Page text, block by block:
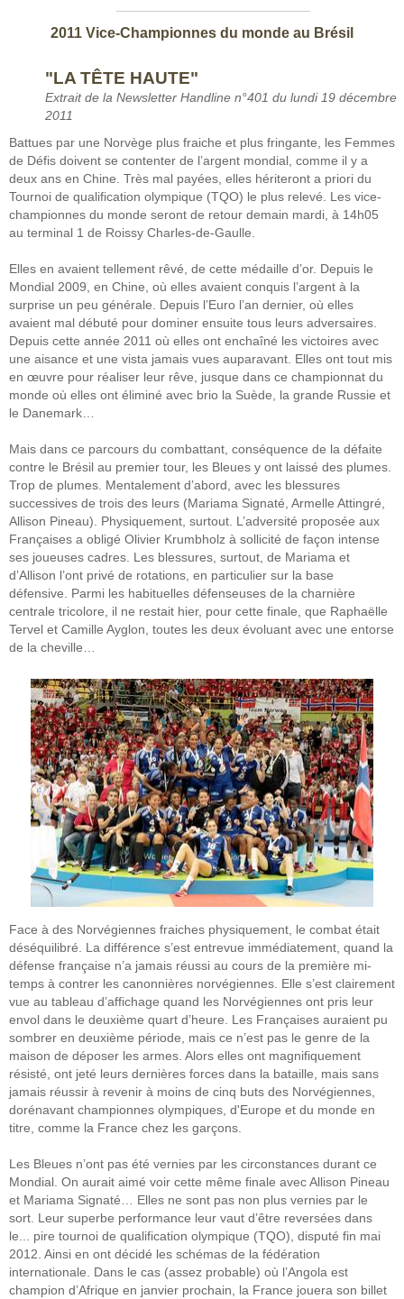
2011 Vice-Championnes du monde au Brésil
"LA TÊTE HAUTE"
Extrait de la Newsletter Handline n°401 du lundi 19 décembre
2011
Battues par une Norvège plus fraiche et plus fringante, les Femmes
de Défis doivent se contenter de l’argent mondial, comme il y a
deux ans en Chine. Très mal payées, elles hériteront a priori du
Tournoi de qualification olympique (TQO) le plus relevé. Les vice-
championnes du monde seront de retour demain mardi, à 14h05
au terminal 1 de Roissy Charles-de-Gaulle.
Elles en avaient tellement rêvé, de cette médaille d’or. Depuis le
Mondial 2009, en Chine, où elles avaient conquis l’argent à la
surprise un peu générale. Depuis l’Euro l’an dernier, où elles
avaient mal débuté pour dominer ensuite tous leurs adversaires.
Depuis cette année 2011 où elles ont enchaîné les victoires avec
une aisance et une vista jamais vues auparavant. Elles ont tout mis
en œuvre pour réaliser leur rêve, jusque dans ce championnat du
monde où elles ont éliminé avec brio la Suède, la grande Russie et
le Danemark…
Mais dans ce parcours du combattant, conséquence de la défaite
contre le Brésil au premier tour, les Bleues y ont laissé des plumes.
Trop de plumes. Mentalement d’abord, avec les blessures
successives de trois des leurs (Mariama Signaté, Armelle Attingré,
Allison Pineau). Physiquement, surtout. L’adversité proposée aux
Françaises a obligé Olivier Krumbholz à sollicité de façon intense
ses joueuses cadres. Les blessures, surtout, de Mariama et
d’Allison l’ont privé de rotations, en particulier sur la base
défensive. Parmi les habituelles défenseuses de la charnière
centrale tricolore, il ne restait hier, pour cette finale, que Raphaëlle
Tervel et Camille Ayglon, toutes les deux évoluant avec une entorse
de la cheville…
Face à des Norvégiennes fraiches physiquement, le combat était
déséquilibré. La différence s’est entrevue immédiatement, quand la
défense française n’a jamais réussi au cours de la première mi-
temps à contrer les canonnières norvégiennes. Elle s’est clairement
vue au tableau d’affichage quand les Norvégiennes ont pris leur
envol dans le deuxième quart d’heure. Les Françaises auraient pu
sombrer en deuxième période, mais ce n’est pas le genre de la
maison de déposer les armes. Alors elles ont magnifiquement
résisté, ont jeté leurs dernières forces dans la bataille, mais sans
jamais réussir à revenir à moins de cinq buts des Norvégiennes,
dorénavant championnes olympiques, d'Europe et du monde en
titre, comme la France chez les garçons.
Les Bleues n’ont pas été vernies par les circonstances durant ce
Mondial. On aurait aimé voir cette même finale avec Allison Pineau
et Mariama Signaté… Elles ne sont pas non plus vernies par le
sort. Leur superbe performance leur vaut d’être reversées dans
le... pire tournoi de qualification olympique (TQO), disputé fin mai
2012. Ainsi en ont décidé les schémas de la fédération
internationale. Dans le cas (assez probable) où l’Angola est
champion d’Afrique en janvier prochain, la France jouera son billet